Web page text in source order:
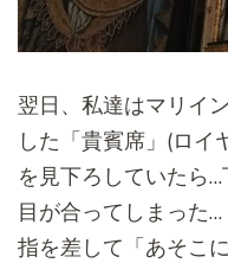
翌日、私達はマリイ
した「貴賓席」 (ロイ
を見下ろしていたら…
目が合ってしまった…
指を差して「あそこ